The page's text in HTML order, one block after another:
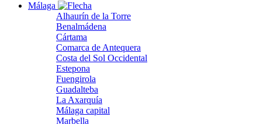
Málaga
Alhaurín de la Torre
Benalmádena
Cártama
Comarca de Antequera
Costa del Sol Occidental
Estepona
Fuengirola
Guadalteba
La Axarquía
Málaga capital
Marbella